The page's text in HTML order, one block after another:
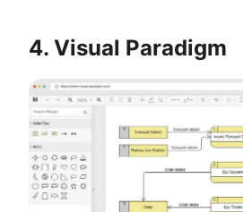
4. Visual Paradigm